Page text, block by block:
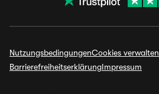
NutzungsbedingungenCookies verwalten
BarrierefreiheitserklärungImpressum